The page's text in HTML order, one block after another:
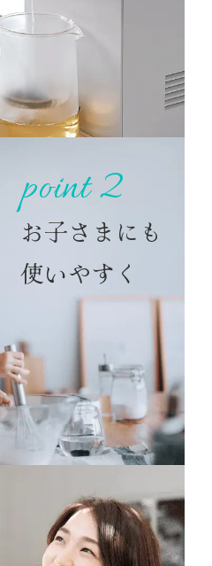
point 2
お子さまにも
使いやすく